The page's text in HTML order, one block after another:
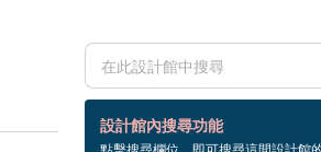
設計館內搜尋功能
點擊搜尋欄位，即可搜尋這間設計館
3 個商品